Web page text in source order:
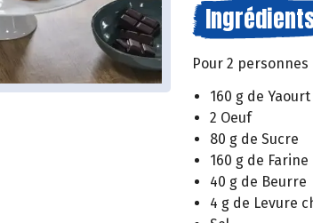
Pour 2 personnes
160 g de
2 Oeuf
80 g de Sucre
160 g de Farine
40 g de Beurre
4 g de Levure